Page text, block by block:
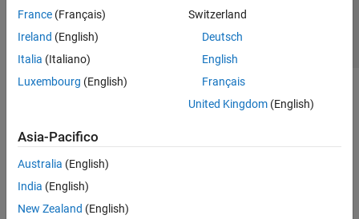
France (Français)
Ireland (English)
Italia (Italiano)
Luxembourg (English)
Switzerland
Deutsch
English
Français
United Kingdom(English)
Asia-Pacifico
Australia (English)
India (English)
New Zealand (English)